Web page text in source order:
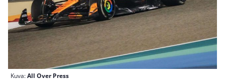
Kuva:All Over Press